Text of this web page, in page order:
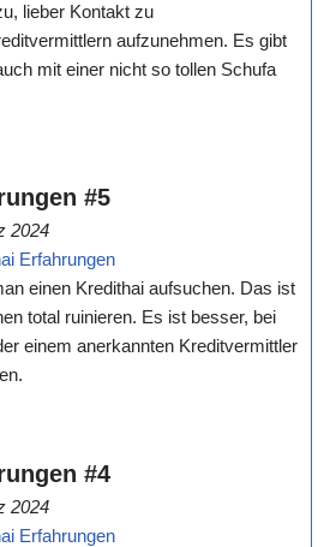
lieber Kontakt zu
aufzunehmen. Es gibt
mit einer nicht so tollen Schufa
#5
2024
Erfahrungen
einen Kredithai aufsuchen. Das ist
total ruinieren. Es ist besser, bei
einem anerkannten Kreditvermittler
#4
2024
Erfahrungen